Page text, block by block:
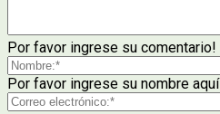
Por favor ingrese su comentario!
Por favor ingrese su nombre aquí